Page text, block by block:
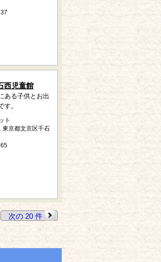
西児童館
ある子供とお出
す。
ト
東京都文京区千石
次の 20 件